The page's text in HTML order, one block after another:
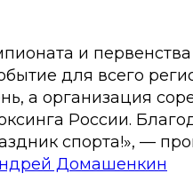
и
для всего
а организация
России.
спорта!», —
Домашенкин